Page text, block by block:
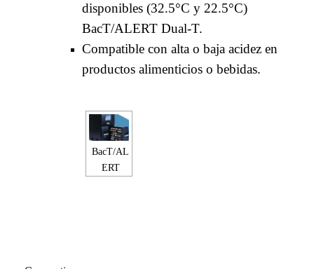
disponibles (32.5°C y 22.5°C)
BacT/ALERT Dual-T.
Compatible con alta o baja acidez en
productos alimenticios o bebidas.
BacT/AL
ERT